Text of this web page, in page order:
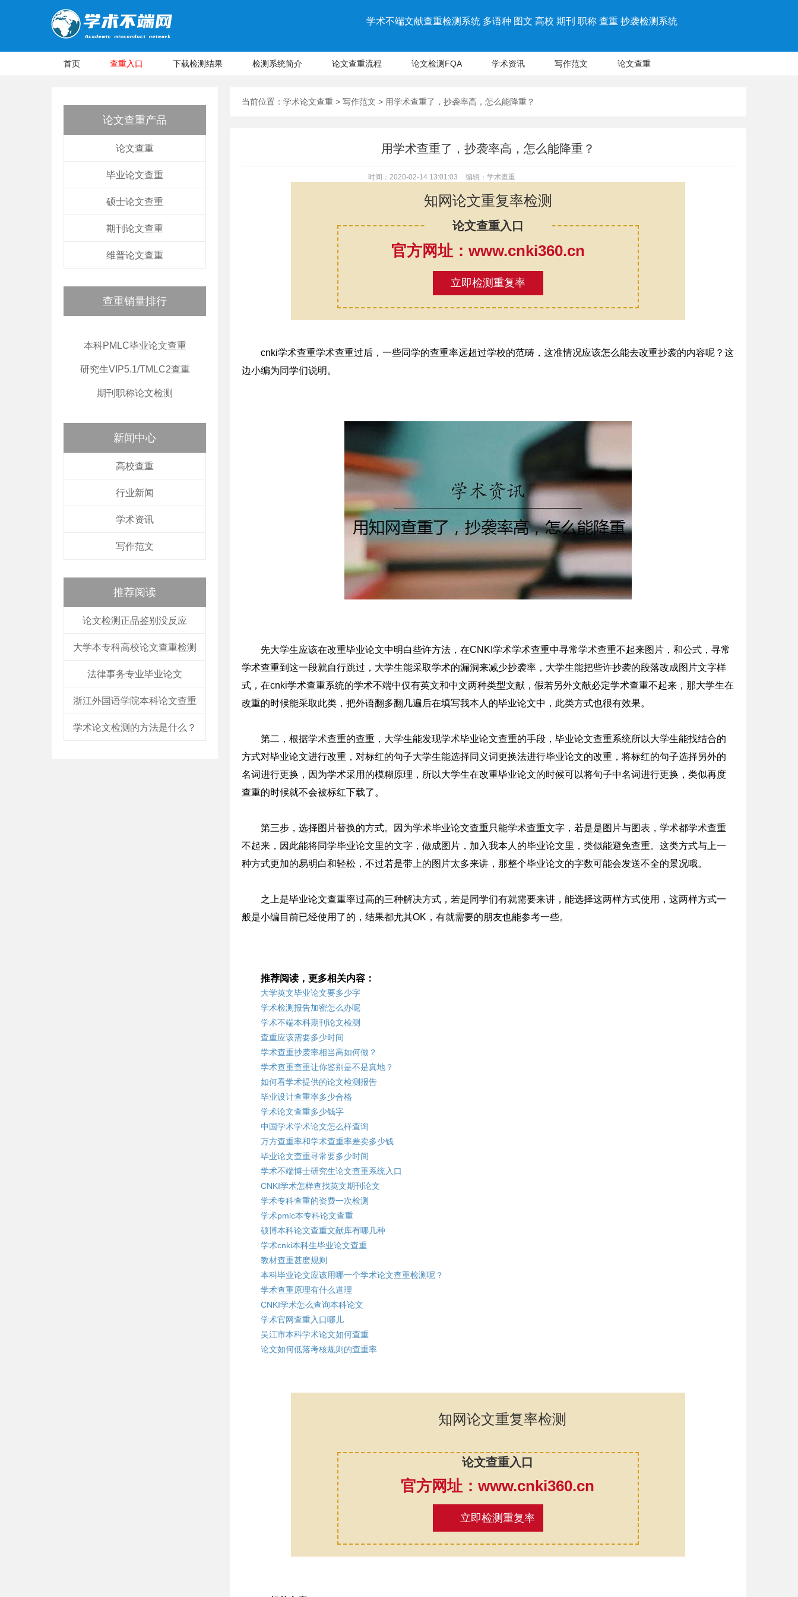
学术不端文献查重检测系统 多语种 图文 高校 期刊 职称 查重 抄袭检测系统
首页 查重入口 下载检测结果 检测系统简介 论文查重流程 论文检测FQA 学术资讯 写作范文 论文查重
论文查重产品
论文查重
毕业论文查重
硕士论文查重
期刊论文查重
维普论文查重
查重销量排行
本科PMLC毕业论文查重
研究生VIP5.1/TMLC2查重
期刊职称论文检测
新闻中心
高校查重
行业新闻
学术资讯
写作范文
推荐阅读
论文检测正品鉴别没反应
大学本专科高校论文查重检测
法律事务专业毕业论文
浙江外国语学院本科论文查重
学术论文检测的方法是什么？
当前位置： 学术论文查重 > 写作范文 > 用学术查重了，抄袭率高，怎么能降重？
用学术查重了，抄袭率高，怎么能降重？
时间：2020-02-14 13:01:03 编辑：学术查重
知网论文重复率检测
论文查重入口
官方网址：www.cnki360.cn
立即检测重复率
cnki学术查重学术查重过后，一些同学的查重率远超过学校的范畴，这准情况应该怎么能去改重抄袭的内容呢？这
边小编为同学们说明。
先大学生应该在改重毕业论文中明白些许方法，在CNKI学术学术查重中寻常学术查重不起来图片，和公式，寻常
学术查重到这一段就自行跳过，大学生能采取学术的漏洞来减少抄袭率，大学生能把些许抄袭的段落改成图片文字样
式，在cnki学术查重系统的学术不端中仅有英文和中文两种类型文献，假若另外文献必定学术查重不起来，那大学生在
改重的时候能采取此类，把外语翻多翻几遍后在填写我本人的毕业论文中，此类方式也很有效果。
第二，根据学术查重的查重，大学生能发现学术毕业论文查重的手段，毕业论文查重系统所以大学生能找结合的
方式对毕业论文进行改重，对标红的句子大学生能选择同义词更换法进行毕业论文的改重，将标红的句子选择另外的
名词进行更换，因为学术采用的模糊原理，所以大学生在改重毕业论文的时候可以将句子中名词进行更换，类似再度
查重的时候就不会被标红下载了。
第三步，选择图片替换的方式。因为学术毕业论文查重只能学术查重文字，若是是图片与图表，学术都学术查重
不起来，因此能将同学毕业论文里的文字，做成图片，加入我本人的毕业论文里，类似能避免查重。这类方式与上一
种方式更加的易明白和轻松，不过若是带上的图片太多来讲，那整个毕业论文的字数可能会发送不全的景况哦。
之上是毕业论文查重率过高的三种解决方式，若是同学们有就需要来讲，能选择这两样方式使用，这两样方式一
般是小编目前已经使用了的，结果都尤其OK，有就需要的朋友也能参考一些。
推荐阅读，更多相关内容：
大学英文毕业论文要多少字
学术检测报告加密怎么办呢
学术不端本科期刊论文检测
查重应该需要多少时间
学术查重抄袭率相当高如何做？
学术查重查重让你鉴别是不是真地？
如何看学术提供的论文检测报告
毕业设计查重率多少合格
学术论文查重多少钱字
中国学术学术论文怎么样查询
万方查重率和学术查重率差卖多少钱
毕业论文查重寻常要多少时间
学术不端博士研究生论文查重系统入口
CNKI学术怎样查找英文期刊论文
学术专科查重的资费一次检测
学术pmlc本专科论文查重
硕博本科论文查重文献库有哪几种
学术cnki本科生毕业论文查重
教材查重甚麽规则
本科毕业论文应该用哪一个学术论文查重检测呢？
学术查重原理有什么道理
CNKI学术怎么查询本科论文
学术官网查重入口哪儿
吴江市本科学术论文如何查重
论文如何低落考核规则的查重率
知网论文重复率检测
论文查重入口
官方网址：www.cnki360.cn
立即检测重复率